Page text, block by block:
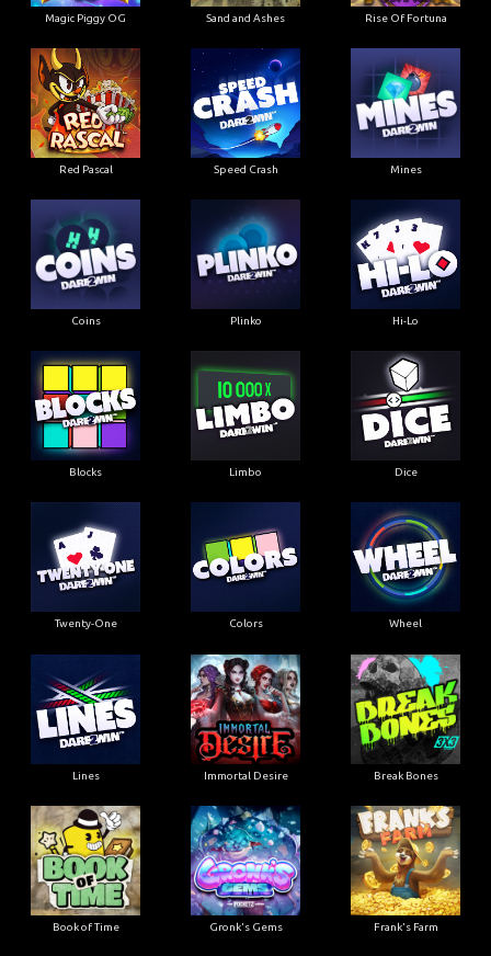
Magic Piggy OG Sand and Ashes Rise Of Fortuna
Red Pascal Speed Crash Mines
Coins Plinko Hi-Lo
Blocks Limbo Dice
Twenty-One Colors Wheel
Lines Immortal Desire Break Bones
Book of Time Gronk's Gems Frank's Farm